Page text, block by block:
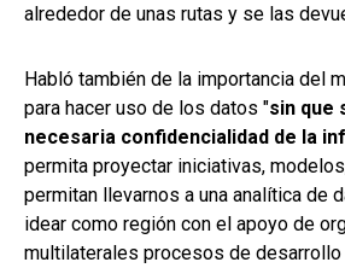
alrededor de unas rutas y se las
Habló también de la importancia del
para hacer uso de los datos "sin que
necesaria confidencialidad de la
permita proyectar iniciativas,
permitan llevarnos a una analítica de
idear como región con el apoyo de
multilaterales procesos de desarrollo